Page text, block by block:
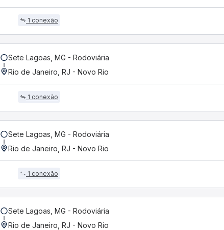
1 conexão
Sete Lagoas, MG - Rodoviária
Rio de Janeiro, RJ - Novo Rio
1 conexão
Sete Lagoas, MG - Rodoviária
Rio de Janeiro, RJ - Novo Rio
1 conexão
Sete Lagoas, MG - Rodoviária
Rio de Janeiro, RJ - Novo Rio